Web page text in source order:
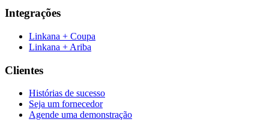
Integrações
Linkana + Coupa
Linkana + Ariba
Clientes
Histórias de sucesso
Seja um fornecedor
Agende uma demonstração